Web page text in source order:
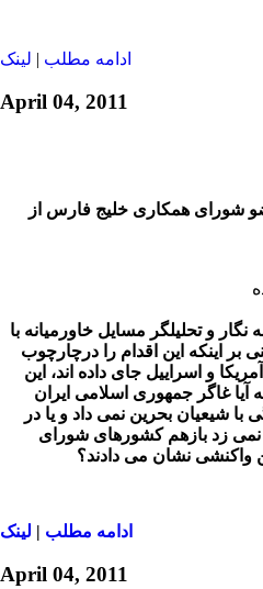
ادامه مطلب | لينک
April 04, 2011
شورای همکاری خلیج فارس از
نگار و تحلیلگر مسایل خاورمیانه با
بر اینکه این اقدام را درچارچوب
و اسراییل جای داده اند، این
غاگر جمهوری اسلامی ایران
با شیعیان بحرین نمی داد و یا در
زد بازهم کشورهای شورای
نشان می دادند؟
ادامه مطلب | لينک
April 04, 2011